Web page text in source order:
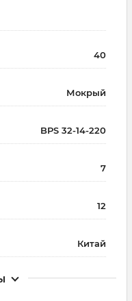
40
Мокрый
BPS 32-14-220
7
12
Китай